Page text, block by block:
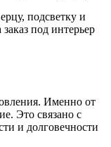
подсветку и
под интерьер
Именно от
Это связано с
и долговечности